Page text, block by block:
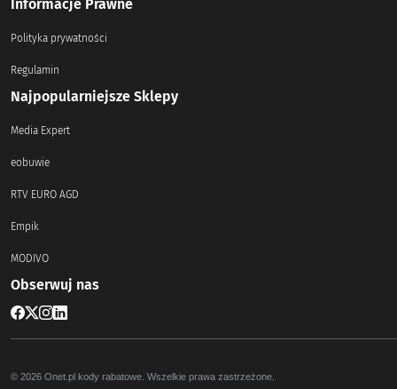
Informacje Prawne
Polityka prywatności
Regulamin
Najpopularniejsze Sklepy
Media Expert
eobuwie
RTV EURO AGD
Empik
MODIVO
Obserwuj nas
© 2026 Onet.pl kody rabatowe. Wszelkie prawa zastrzeżone.